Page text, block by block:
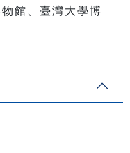
館、臺灣大學博